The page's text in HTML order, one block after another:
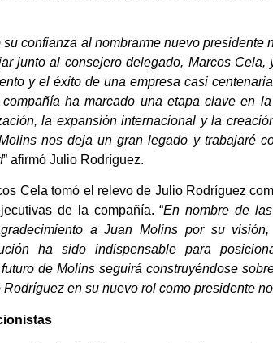
confianza al nombrarme nuevo presidente
junto al consejero delegado, Marcos
y el éxito de una empresa casi
ha marcado una etapa clave en
la expansión internacional y la
nos deja un gran legado y trabajaré
” afirmó Julio Rodríguez.
Cela tomó el relevo de Julio Rodríguez
de la compañía. “En nombre de
a Juan Molins por su
ha sido indispensable para
de Molins seguirá construyéndose
en su nuevo rol como presidente